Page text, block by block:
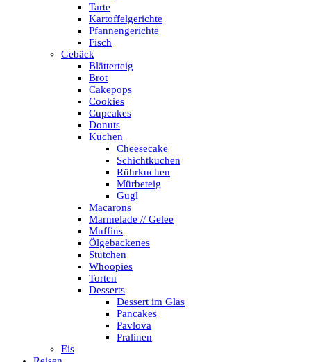
Tarte
Kartoffelgerichte
Pfannengerichte
Fisch
Gebäck
Blätterteig
Brot
Cakepops
Cookies
Cupcakes
Donuts
Kuchen
Cheesecake
Schichtkuchen
Rührkuchen
Mürbeteig
Gugl
Macarons
Marmelade // Gelee
Muffins
Ölgebackenes
Stütchen
Whoopies
Torten
Desserts
Dessert im Glas
Pancakes
Pavlova
Pralinen
Eis